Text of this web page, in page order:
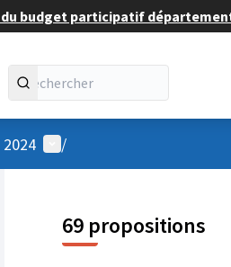
budget participatif
Menu utilisateur
/
69 propositions